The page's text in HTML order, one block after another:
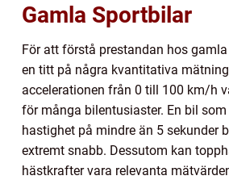
Gamla Sportbilar
För att förstå prestandan hos
en titt på några kvantitativa
accelerationen från 0 till 100 km/h
för många bilentusiaster. En bil
hastighet på mindre än 5 sekunder
extremt snabb. Dessutom kan
hästkrafter vara relevanta